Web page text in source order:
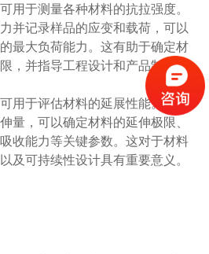
于测量各种材料的抗拉强度。
并记录样品的应变和载荷，可以
最大负荷能力。这有助于确定材
，并指导工程设计和产品制造。
于评估材料的延展性能。通过
量，可以确定材料的延伸极限、
收能力等关键参数。这对于材料
及可持续性设计具有重要意义。